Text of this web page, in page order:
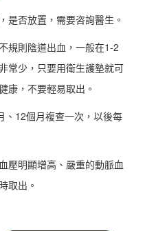
否放置，需要咨詢醫生。
則陰道出血，一般在1-2
常少，只要用衛生護墊就可
康，不要輕易取出。
12個月複查一次，以後每
明顯增高、嚴重的動脈血
取出。